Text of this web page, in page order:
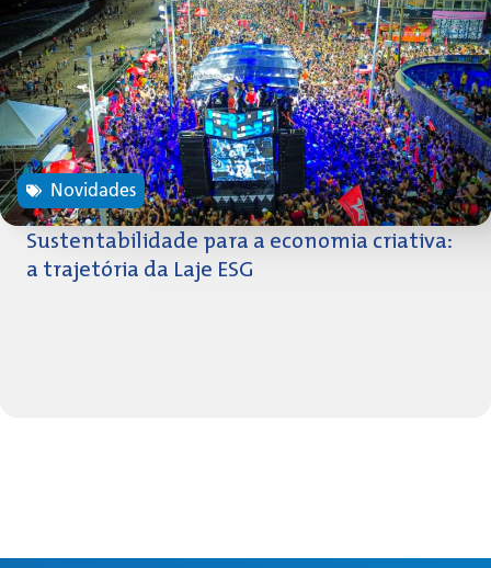
Novidades
Sustentabilidade para a economia criativa:
a trajetória da Laje ESG